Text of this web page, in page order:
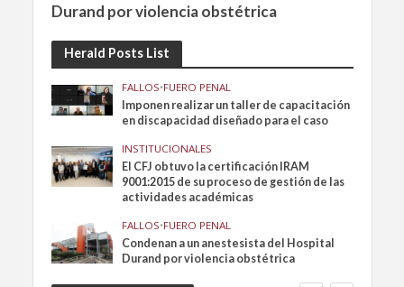
Durand por violencia obstétrica
Herald Posts List
FALLOS•FUERO PENAL
Imponen realizar un taller de capacitación
en discapacidad diseñado para el caso
INSTITUCIONALES
El CFJ obtuvo la certificación IRAM
9001:2015 de su proceso de gestión de las
actividades académicas
FALLOS•FUERO PENAL
Condenan a un anestesista del Hospital
Durand por violencia obstétrica